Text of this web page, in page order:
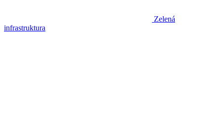
Zelená
infrastruktura